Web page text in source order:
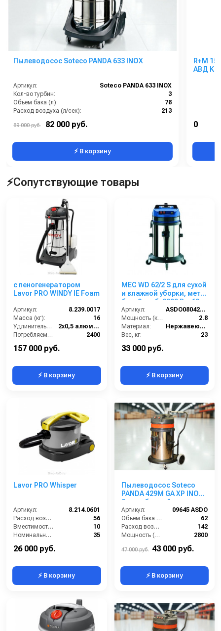
Пылеводосос Soteco PANDA 633 INOX
Артикул:
Soteco PANDA 633 INOX
Кол-во турбин:
3
Объем бака (л):
78
Расход воздуха (л/сек):
213
Мощность (Вт):
89 000 руб. 82 000 руб.
⚡ В корзину
R+M
АВД
0
⚡Сопутствующие товары
с пеногенератором
Lavor PRO WINDY IE Foam
Артикул:
8.239.0017
Масса (кг):
16
Удлинительные трубки (м):
2х0,5 алюминий
Потребляемая мощность (Вт):
2400
157 000 руб.
⚡ В корзину
MEC WD 62/2 S для сухой
и влажной уборки, мет.
бак, 2 турб, 2800 Вт, 62
л.полн. компл.
Артикул:
ASDO08042/MEC 429 XP
Мощность (кВт):
2.8
Материал:
Нержавеющая сталь
Вес, кг:
23
Габаритные размеры, мм:
33 000 руб.
⚡ В корзину
Lavor PRO Whisper
Артикул:
8.214.0601
Расход воздуха (л/сек):
56
Вместимость мусоросборника (л):
10
Номинальный диаметр принадлежностей (мм):
35
26 000 руб.
⚡ В корзину
Пылеводосос Soteco
PANDA 429M GA XP INOX
2-х турбинный
Артикул:
09645 ASDO
Объем бака (л):
62
Расход воздуха (л/сек):
142
Мощность (Вт):
2800
47 000 руб. 43 000 руб.
⚡ В корзину